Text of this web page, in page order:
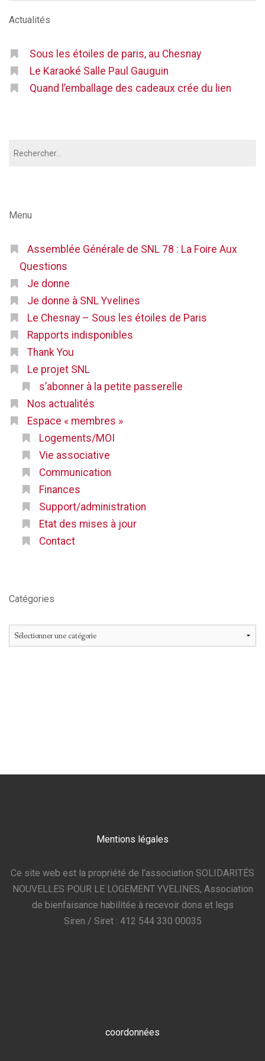
Actualités
Sous les étoiles de paris, au Chesnay
Le Karaoké Salle Paul Gauguin
Quand l’emballage des cadeaux crée du lien
Menu
Assemblée Générale de SNL 78 : La Foire Aux
Questions
Je donne
Je donne à SNL Yvelines
Le Chesnay – Sous les étoiles de Paris
Rapports indisponibles
Thank You
Le projet SNL
s’abonner à la petite passerelle
Nos actualités
Espace « membres »
Logements/MOI
Vie associative
Communication
Finances
Support/administration
Etat des mises à jour
Contact
Catégories
Catégories
Mentions légales
Ce site web est la propriété de l’association SOLIDARITÉS
NOUVELLES POUR LE LOGEMENT YVELINES, Association
de bienfaisance habilitée à recevoir dons et legs
Siren / Siret : 412 544 330 00035
coordonnées